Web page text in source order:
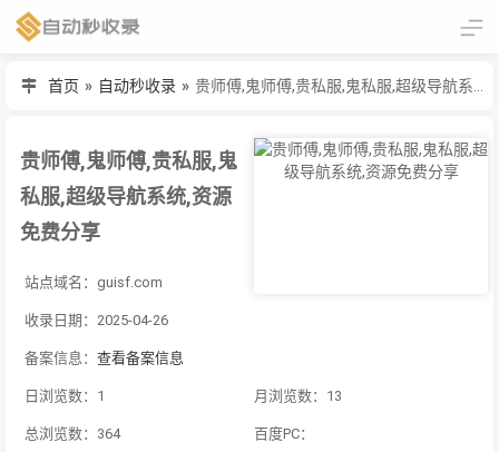
首页 » 自动秒收录 »
贵师傅,鬼师傅,贵私服,鬼
私服,超级导航系统,资源
免费分享
站点域名：guisf.com
收录日期：2025-04-26
备案信息： 查看备案信息
日浏览数：1 月浏览数：13
总浏览数：364 百度PC：